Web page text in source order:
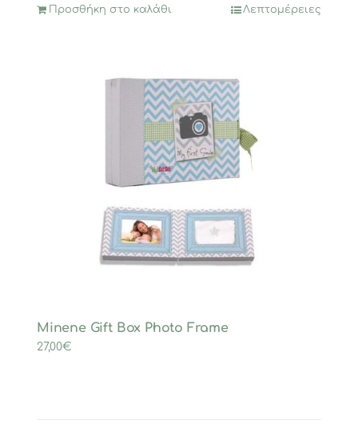
Προσθήκη στο καλάθι Λεπτομέρειες
Minene Gift Box Photo Frame
27,00€